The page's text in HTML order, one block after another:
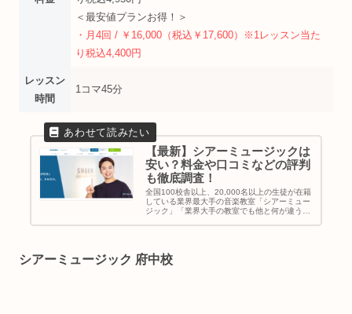
＜最安値プランお得！＞
・月4回 / ￥16,000（税込￥17,600）※1レッスン当た
り税込4,400円
レッスン
時間
1コマ45分
【最新】シアーミュージックは
安い？料金や口コミなどの評判
も徹底調査！
全国100校舎以上、20,000名以上の生徒が在籍
している業界最大手の音楽教室「シアーミュー
ジック」「業界大手の教室でも他と何が違う
シアーミュージック 府中校